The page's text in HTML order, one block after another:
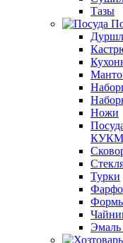
Тазы
Ножи
Турки
Эмаль